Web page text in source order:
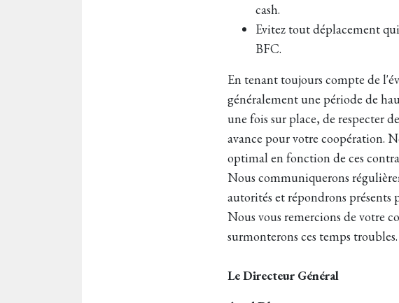
cash.
Evitez tout déplacement
BFC.
En tenant toujours compte de
généralement une période de
une fois sur place, de respecter
avance pour votre coopération.
optimal en fonction de ces
Nous communiquerons
autorités et répondrons présents
Nous vous remercions de votre
surmonterons ces temps troubles.
Le Directeur Général